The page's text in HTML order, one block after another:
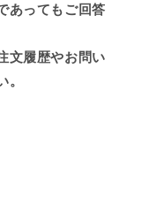
あってもご回答
文履歴やお問い